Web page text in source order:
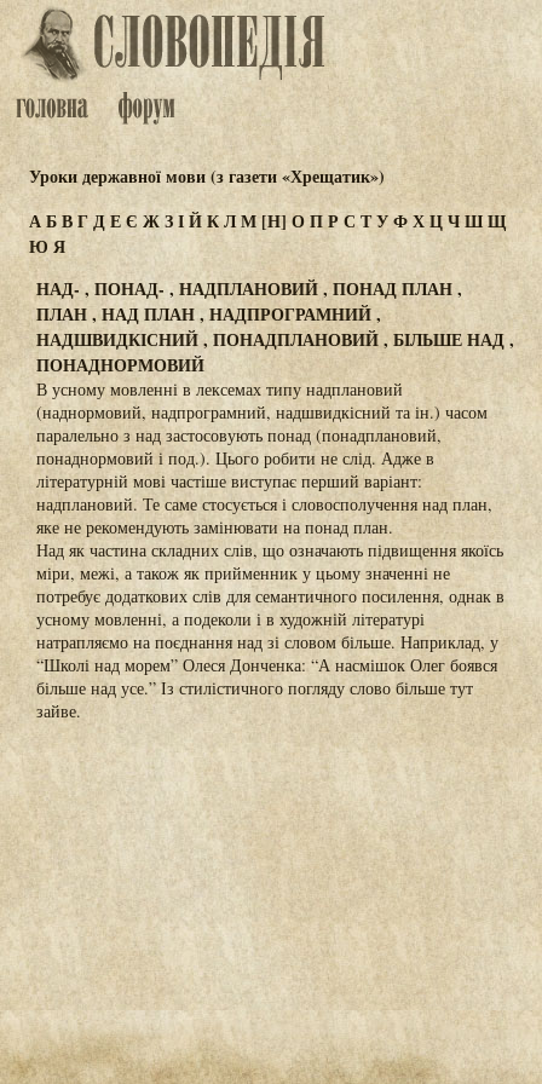
Уроки державної мови (з газети «Хрещатик»)
АБВГДЕЄ ЖЗІЙКЛМ[Н] ОПРСТУФХЦЧШЩ
Ю Я
НАД- , ПОНАД- , НАДПЛАНОВИЙ , ПОНАД ПЛАН ,
ПЛАН , НАД ПЛАН , НАДПРОГРАМНИЙ ,
НАДШВИДКІСНИЙ , ПОНАДПЛАНОВИЙ , БІЛЬШЕ НАД ,
ПОНАДНОРМОВИЙ
В усному мовленні в лексемах типу надплановий
(наднормовий, надпрограмний, надшвидкісний та ін.) часом
паралельно з над застосовують понад (понадплановий,
понаднормовий і под.). Цього робити не слід. Адже в
літературній мові частіше виступає перший варіант:
надплановий. Те саме стосується і словосполучення над план,
яке не рекомендують замінювати на понад план.
Над як частина складних слів, що означають підвищення якоїсь
міри, межі, а також як прийменник у цьому значенні не
потребує додаткових слів для семантичного посилення, однак в
усному мовленні, а подеколи і в художній літературі
натрапляємо на поєднання над зі словом більше. Наприклад, у
“Школі над морем” Олеся Донченка: “А насмішок Олег боявся
більше над усе.” Із стилістичного погляду слово більше тут
зайве.